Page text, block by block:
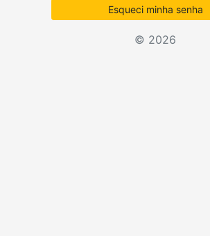
Esqueci minha senha
© 2026